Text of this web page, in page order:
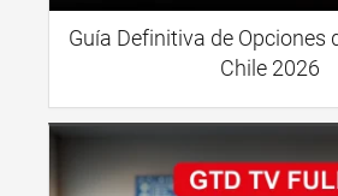
Guía Definitiva de Opciones
Chile 2026